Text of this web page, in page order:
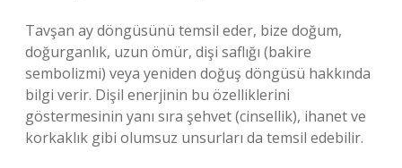
Tavşan ay döngüsünü temsil eder, bize doğum,
doğurganlık, uzun ömür, dişi saflığı (bakire
sembolizmi) veya yeniden doğuş döngüsü hakkında
bilgi verir. Dişil enerjinin bu özelliklerini
göstermesinin yanı sıra şehvet (cinsellik), ihanet ve
korkaklık gibi olumsuz unsurları da temsil edebilir.